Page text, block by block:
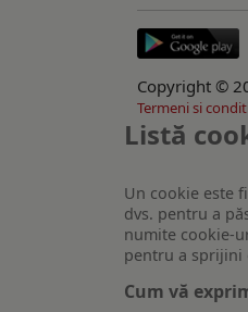
Copyright ©
Termeni si
Listă
Un cookie este
dvs. pentru a
numite cookie-
pentru a sprijini
Cum vă